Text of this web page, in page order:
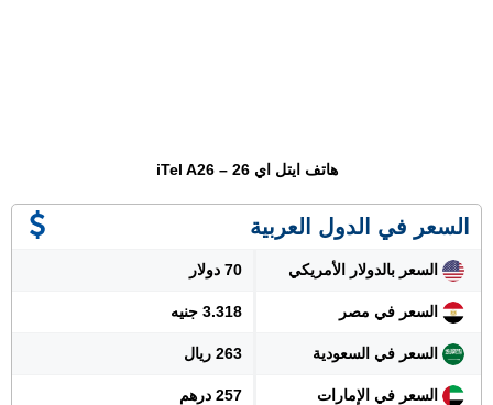
هاتف ايتل اي 26 – iTel A26
السعر في الدول العربية
السعر بالدولار الأمريكي 70 دولار
السعر في مصر 3.318 جنيه
السعر في السعودية 263 ريال
السعر في الإمارات 257 درهم